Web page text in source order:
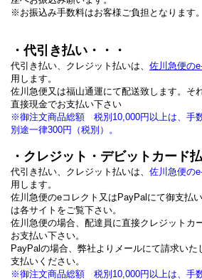
※お振込み手数料はお客様ご負担となります。
・代引き払い・・・
代引き払い、クレジット払いは、 佐川急便の
用します。
佐川急便又は福山通運にて配送致します。そ
直接現金でお支払い下さい
※御注文商品総額 税別10,000円以上は、手
別途一律300円（税別）。
・クレジット・デビットカード
代引き払い、クレジット払いは、 佐川急便の
用します。
佐川急便のeコレクト又はPayPalにて御支払
は各サイトをご覧下さい。
佐川急便の場合、配達員に直接クレジットカ
お支払い下さい。
PayPalの場合、弊社よりメールにて請求いた
支払いください。
※御注文商品総額 税別10,000円以上は、手